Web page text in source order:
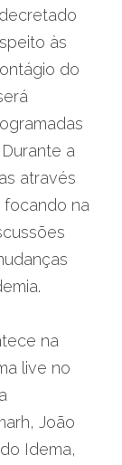
às
do
a
através
focando na
na
live no
João
Idema,